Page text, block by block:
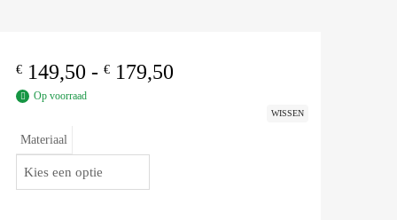
€ 149,50 - € 179,50
Op voorraad
Materiaal
WISSEN